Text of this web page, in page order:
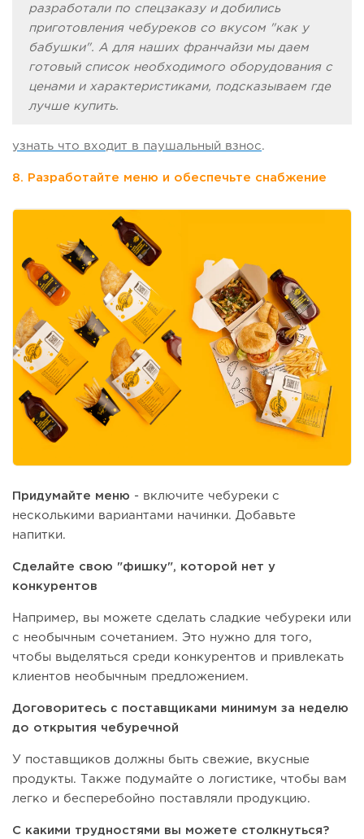
разработали по спецзаказу и добились
приготовления чебуреков со вкусом "как у
бабушки". А для наших франчайзи мы даем
готовый список необходимого оборудования с
ценами и характеристиками, подсказываем где
лучше купить.
узнать что входит в паушальный взнос.
8. Разработайте меню и обеспечьте снабжение
Придумайте меню - включите чебуреки с
несколькими вариантами начинки. Добавьте
напитки.
Сделайте свою "фишку", которой нет у
конкурентов
Например, вы можете сделать сладкие чебуреки или
с необычным сочетанием. Это нужно для того,
чтобы выделяться среди конкурентов и привлекать
клиентов необычным предложением.
Договоритесь с поставщиками минимум за неделю
до открытия чебуречной
У поставщиков должны быть свежие, вкусные
продукты. Также подумайте о логистике, чтобы вам
легко и бесперебойно поставляли продукцию.
С какими трудностями вы можете столкнуться?